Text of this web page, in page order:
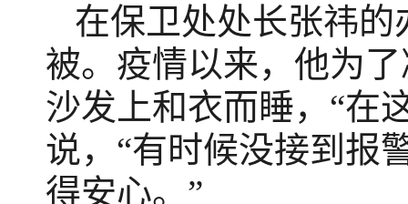
在保卫处处长张祎
被。疫情以来，他为
沙发上和衣而睡，“在
说，“有时候没接到报
得安心。”